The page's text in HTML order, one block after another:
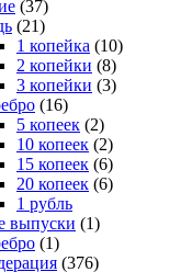
(37)
(21)
1 копейка (10)
2 копейки (8)
3 копейки (3)
(16)
5 копеек (2)
10 копеек (2)
15 копеек (6)
20 копеек (6)
1 рубль
выпуски (1)
(1)
(376)